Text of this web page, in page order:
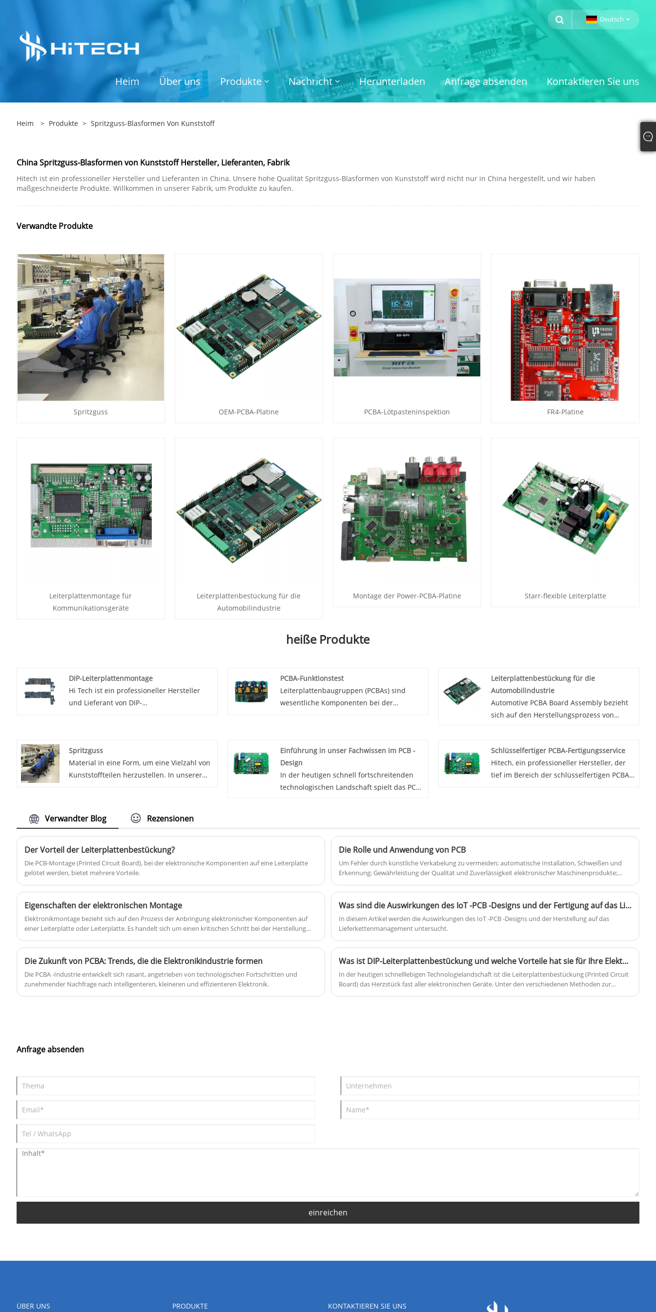
Deutsch
Heim Über uns Produkte Nachricht Herunterladen Anfrage absenden Kontaktieren Sie uns
Heim > Produkte > Spritzguss-Blasformen Von Kunststoff
China Spritzguss-Blasformen von Kunststoff Hersteller, Lieferanten, Fabrik
Hitech ist ein professioneller Hersteller und Lieferanten in China. Unsere hohe Qualität Spritzguss-Blasformen von Kunststoff wird nicht nur in China hergestellt, und wir haben
maßgeschneiderte Produkte. Willkommen in unserer Fabrik, um Produkte zu kaufen.
Verwandte Produkte
Spritzguss OEM-PCBA-Platine PCBA-Lötpasteninspektion FR4-Platine
Leiterplattenmontage für
Kommunikationsgeräte
Leiterplattenbestückung für die
Automobilindustrie
Montage der Power-PCBA-Platine Starr-flexible Leiterplatte
heiße Produkte
DIP-Leiterplattenmontage
Hi Tech ist ein professioneller Hersteller
und Lieferant von DIP-
wir auf die Bereitstellung hochwertiger DIP-
Leiterplattenmontagedienstleistungen für
Kunden auf der ganzen Welt spezialisiert.
herausragende Qualität und
Kundenservice aufgebaut.
PCBA-Funktionstest
Leiterplattenbaugruppen (PCBAs) sind
wesentliche Komponenten bei der
hin zu Industriegeräten. PCBAs müssen
zuverlässig sein und die vorgesehene
Leistung erbringen, um die Funktionalität
des Endprodukts sicherzustellen. Hier
Leiterplattenbestückung für die
Automobilindustrie
Automotive PCBA Board Assembly bezieht
sich auf den Herstellungsprozess von
werden. Diese PCBAs sind wichtige
Komponenten moderner Automobile und
werden in einer Vielzahl von Anwendungen
Spritzguss
Material in eine Form, um eine Vielzahl von
Kunststoffteilen herzustellen. In unserer
hochwertige, maßgeschneiderte
Kunststoffteile für eine Reihe von Branchen
herzustellen, darunter Automobil, Luft- und
Raumfahrt, Medizin und Konsumgüter.
Einführung in unser Fachwissen im PCB -
Design
In der heutigen schnell fortschreitenden
technologischen Landschaft spielt das PCB
wir stolz darauf, dass wir als
Führungskräfte in die Einführung in unser
Expertise in PCB -Design sind, ein Feld, das
das strategische Layout und die
Zusammenstellung elektronischer
Komponenten auf einer ebenen Fläche
beinhaltet, um eine optimale Leistung und
Funktionalität zu gewährleisten.
Schlüsselfertiger PCBA-Fertigungsservice
Hitech, ein professioneller Hersteller, der
tief im Bereich der schlüsselfertigen PCBA-
Hand anzubieten, der die
Komponentenbeschaffung, SMT/DIP-
Montage, vollständige Prozessprüfung und
globale Lieferung umfasst. Wir halten uns
9001, IPC und RoHS. Mit einer stabilen
Lieferkette und automatisierten
zuverlässige und kostengünstige
maßgeschneiderte Lösungen für Kunden in
den Bereichen Industrie, Medizin und
Unterhaltungselektronik und werden so zu
einem vertrauenswürdigen PCBA-
Verwandter Blog Rezensionen
Der Vorteil der Leiterplattenbestückung?
Die PCB-Montage (Printed Circuit Board), bei der elektronische Komponenten auf eine Leiterplatte
gelötet werden, bietet mehrere Vorteile.
Die Rolle und Anwendung von PCB
Um Fehler durch künstliche Verkabelung zu vermeiden; automatische Installation, Schweißen und
Erkennung; Gewährleistung der Qualität und Zuverlässigkeit elektronischer Maschinenprodukte;
Eigenschaften der elektronischen Montage
​Elektronikmontage bezieht sich auf den Prozess der Anbringung elektronischer Komponenten auf
einer Leiterplatte oder Leiterplatte. Es handelt sich um einen kritischen Schritt bei der Herstellung
Was sind die Auswirkungen des IoT -PCB -Designs und der Fertigung auf das Lieferkettenmanagement?
In diesem Artikel werden die Auswirkungen des IoT -PCB -Designs und der Herstellung auf das
Lieferkettenmanagement untersucht.
Die Zukunft von PCBA: Trends, die die Elektronikindustrie formen
Die PCBA -Industrie entwickelt sich rasant, angetrieben von technologischen Fortschritten und
zunehmender Nachfrage nach intelligenteren, kleineren und effizienteren Elektronik.
Was ist DIP-Leiterplattenbestückung und welche Vorteile hat sie für Ihre Elektronik?
In der heutigen schnelllebigen Technologielandschaft ist die Leiterplattenbestückung (Printed Circuit
Board) das Herzstück fast aller elektronischen Geräte. Unter den verschiedenen Methoden zur
Anfrage absenden
einreichen
ÜBER UNS PRODUKTE KONTAKTIEREN SIE UNS